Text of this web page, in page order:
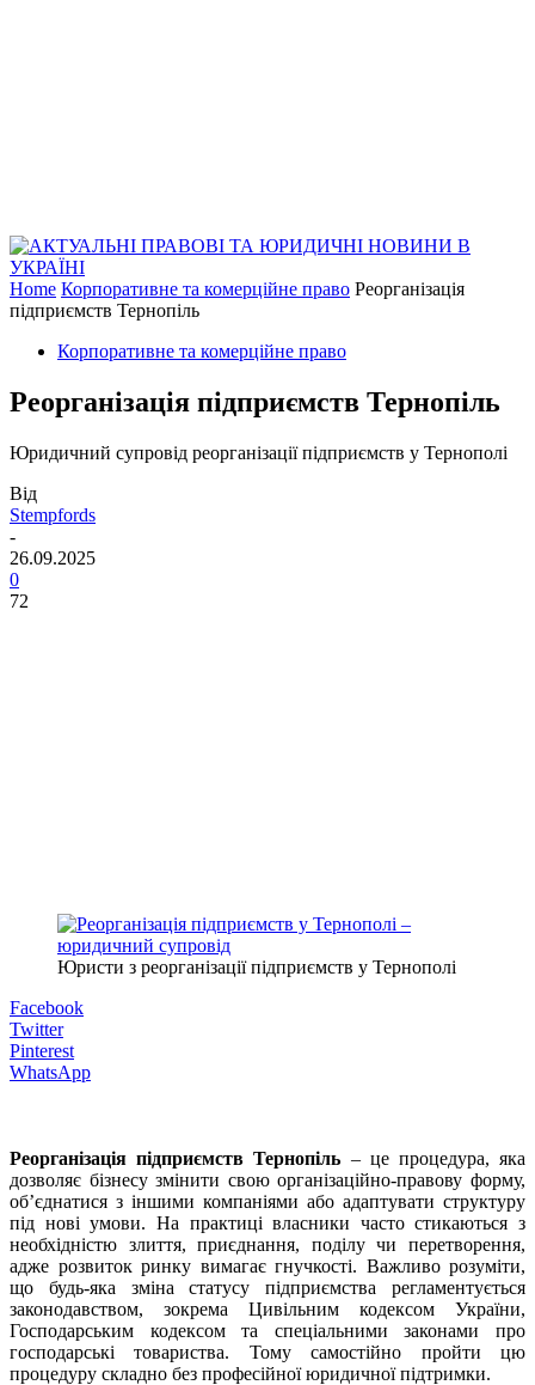
Home Корпоративне та комерційне право Реорганізація
підприємств Тернопіль
Корпоративне та комерційне право
Реорганізація підприємств Тернопіль
Юридичний супровід реорганізації підприємств у Тернополі
Від
Stempfords
-
26.09.2025
0
72
Юристи з реорганізації підприємств у Тернополі
Facebook
Twitter
Pinterest
WhatsApp
Реорганізація підприємств Тернопіль – це процедура, яка
дозволяє бізнесу змінити свою організаційно-правову форму,
об’єднатися з іншими компаніями або адаптувати структуру
під нові умови. На практиці власники часто стикаються з
необхідністю злиття, приєднання, поділу чи перетворення,
адже розвиток ринку вимагає гнучкості. Важливо розуміти,
що будь-яка зміна статусу підприємства регламентується
законодавством, зокрема Цивільним кодексом України,
Господарським кодексом та спеціальними законами про
господарські товариства. Тому самостійно пройти цю
процедуру складно без професійної юридичної підтримки.